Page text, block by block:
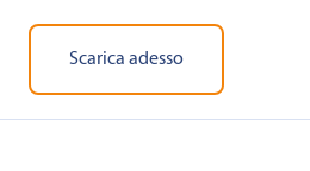
Scarica adesso